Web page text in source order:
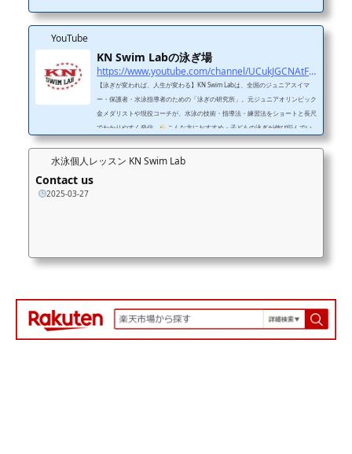
YouTube
KN Swim Labの泳ぎ場
https://www.youtube.com/channel/UCukJGCNAtFFnQumyiMVDHwQ
【泳ぎが変われば、人生が変わる】KN Swim Labは、全国のジュニアスイマ
ー・保護者・水泳指導者のための「泳ぎの研究所」。元ジュニアオリンピック
金メダリストや現役コーチが、水泳の技術・指導法・練習法をショートと長尺
でわかりやすく発信。
こんな方におすすめ・子どもの泳ぎが伸び悩んでい
る・フォームをきれいにしたい・コーチの指導に悩んでいる・水泳に関わるす
投稿ジャンル・フォーム改善（平泳ぎ・クロールなど）・レッス
水泳個人レッスン KN Swim Lab
Contact us
2025-03-27